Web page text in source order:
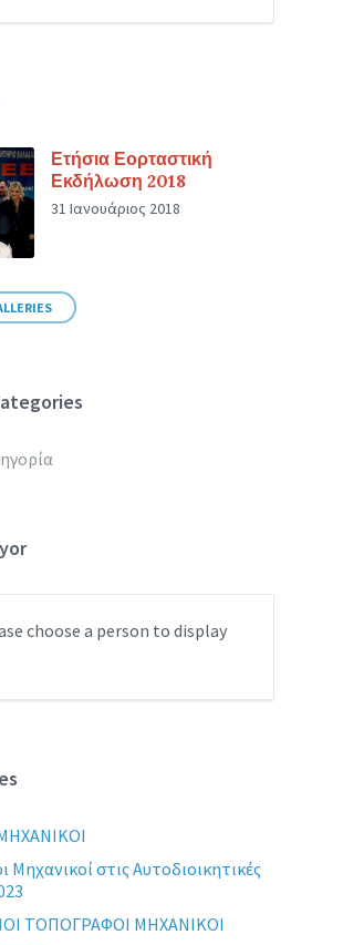
Ετήσια Εορταστική
Εκδήλωση 2018
31 Ιανουάριος 2018
choose a person to display
Μηχανικοί στις Αυτοδιοικητικές
ΤΟΠΟΓΡΑΦΟΙ ΜΗΧΑΝΙΚΟΙ